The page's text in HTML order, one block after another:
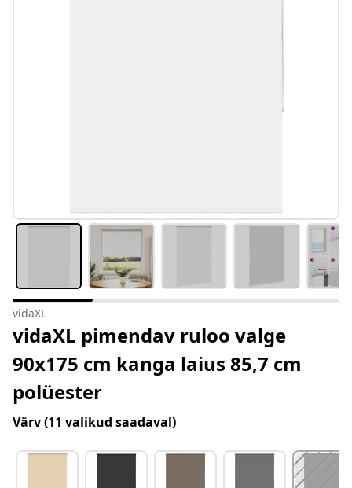
vidaXL
vidaXL pimendav ruloo valge
90x175 cm kanga laius 85,7 cm
polüester
Värv(11 valikud saadaval)